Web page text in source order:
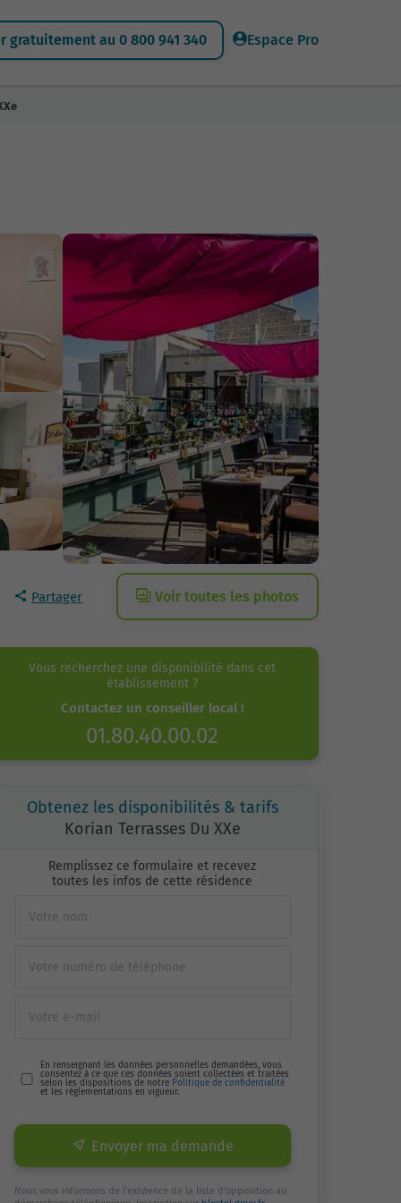
gratuitement au 0 800 941 340 Espace Pro
Partager Voir toutes les photos
Vous recherchez une disponibilité dans cet
établissement ?
Contactez un conseiller local !
01.80.40.00.02
Obtenez les disponibilités & tarifs
Korian Terrasses Du XXe
Remplissez ce formulaire et recevez
toutes les infos de cette résidence
En renseignant les données personnelles demandées, vous
consentez à ce que ces données soient collectées et traitées
selon les dispositions de notre Politique de confidentialité
et les réglementations en vigueur.
Envoyer ma demande
Nous vous informons de l'existence de la liste d'opposition au